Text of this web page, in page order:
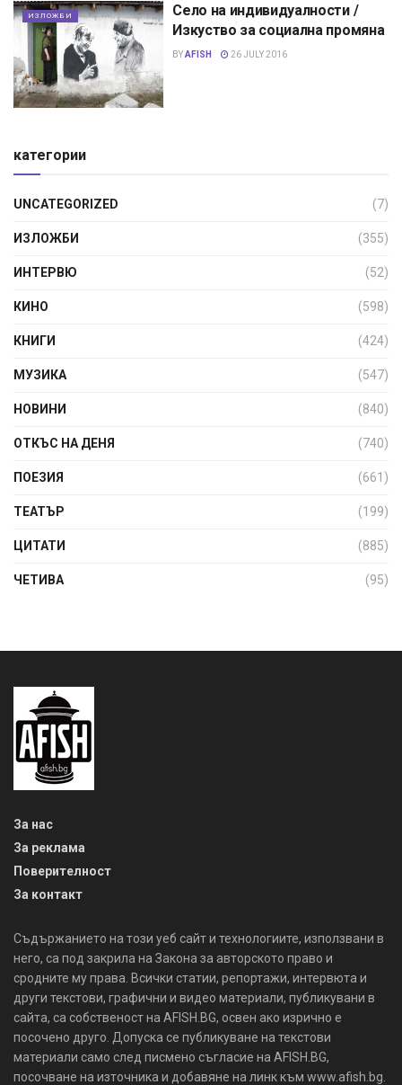
ИЗЛОЖБИ
Село на индивидуалности /
Изкуство за социална промяна
BYAFISH 26 JULY 2016
категории
UNCATEGORIZED (7)
ИЗЛОЖБИ (355)
ИНТЕРВЮ (52)
КИНО (598)
КНИГИ (424)
МУЗИКА (547)
НОВИНИ (840)
ОТКЪС НА ДЕНЯ (740)
ПОЕЗИЯ (661)
ТЕАТЪР (199)
ЦИТАТИ (885)
ЧЕТИВА (95)
За нас
За реклама
Поверителност
За контакт
Съдържанието на този уеб сайт и технологиите, използвани в
него, са под закрила на Закона за авторското право и
сродните му права. Всички статии, репортажи, интервюта и
други текстови, графични и видео материали, публикувани в
сайта, са собственост на AFISH.BG, освен ако изрично е
посочено друго. Допуска се публикуване на текстови
материали само след писмено съгласие на AFISH.BG,
посочване на източника и добавяне на линк към www.afish.bg.